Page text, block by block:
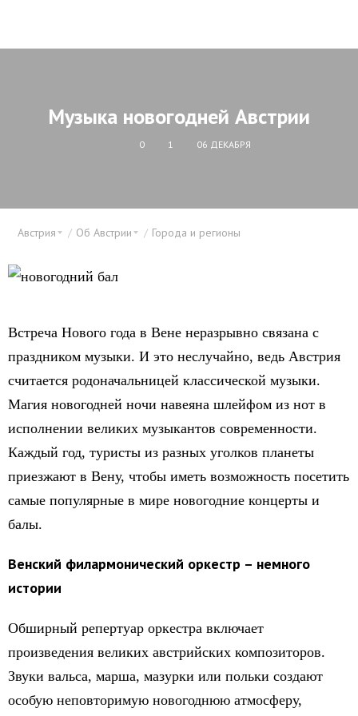
Музыка новогодней Австрии
0 1 06 ДЕКАБРЯ
Австрия Об Австрии Города и регионы
Встреча Нового года в Вене неразрывно связана с
праздником музыки. И это неслучайно, ведь Австрия
считается родоначальницей классической музыки.
Магия новогодней ночи навеяна шлейфом из нот в
исполнении великих музыкантов современности.
Каждый год, туристы из разных уголков планеты
приезжают в Вену, чтобы иметь возможность посетить
самые популярные в мире новогодние концерты и
балы.
Венский филармонический оркестр – немного
истории
Обширный репертуар оркестра включает
произведения великих австрийских композиторов.
Звуки вальса, марша, мазурки или польки создают
особую неповторимую новогоднюю атмосферу,